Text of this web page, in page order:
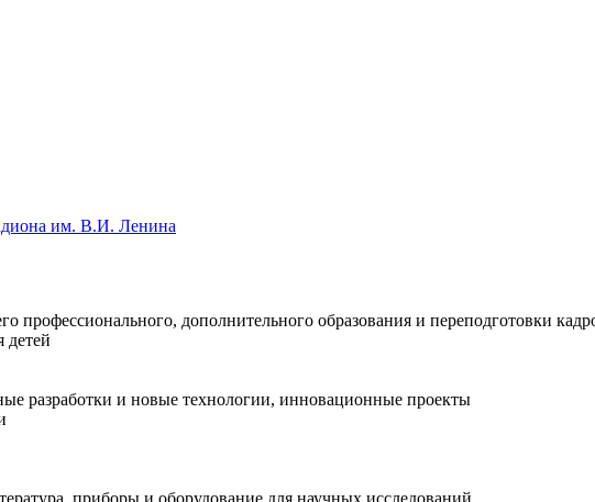
им. В.И. Ленина
профессионального, дополнительного образования и переподготовки
детей
разработки и новые технологии, инновационные проекты
приборы и оборудование для научных исследований